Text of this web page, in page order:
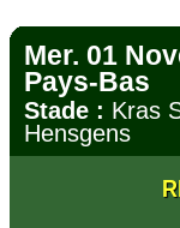
Mer. 01
Pays-Bas
Stade : Kras
Hensgens